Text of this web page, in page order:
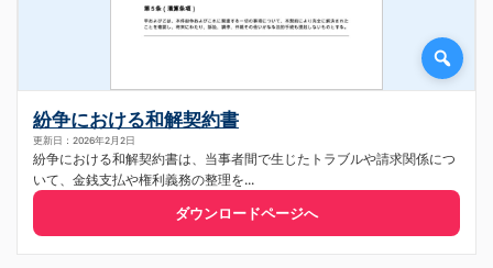
紛争における和解契約書
更新日：2026年2月2日
紛争における和解契約書は、当事者間で生じたトラブルや請求関係につ
いて、金銭支払や権利義務の整理を...
ダウンロードページへ